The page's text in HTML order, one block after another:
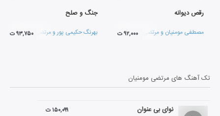
رقص دیوانه
مصطفی مومنیان و مرتضی مومنیان
۹۲,۰۰۰ ت
جنگ و صلح
بهرنگ حکیمی پور و مرتضی مومنیان
۹۳,۷۵۰ ت
تک آهنگ های مرتضی مومنیان
نوای بی عنوان ۱۵۰,۰۹۹ ت